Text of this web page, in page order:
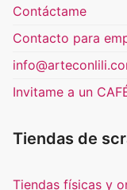
Contáctame
Contacto para
Invitame a un
Tiendas de
Tiendas físicas y